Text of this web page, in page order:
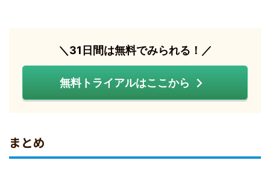
＼31日間は無料でみられる！／
無料トライアルはここから
まとめ